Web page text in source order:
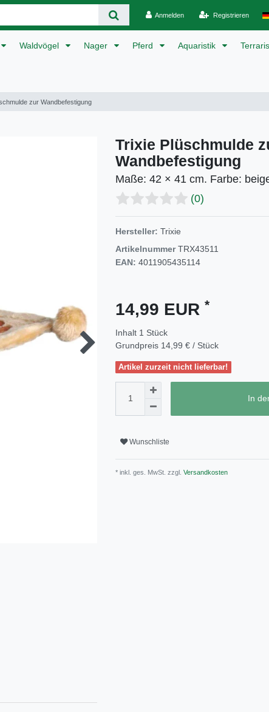
Anmelden Registrieren
Waldvögel Nager Pferd Aquaristik
zur Wandbefestigung
Trixie Plüschmulde
Wandbefestigung
Maße: 42 × 41 cm. Farbe:
(0)
Hersteller: Trixie
ArtikelnummerTRX43511
EAN: 4011905435114
14,99 EUR *
Inhalt 1 Stück
Grundpreis 14,99 € / Stück
Artikel zurzeit nicht lieferbar!
In
Wunschliste
* inkl. ges. MwSt. zzgl. Versandkosten